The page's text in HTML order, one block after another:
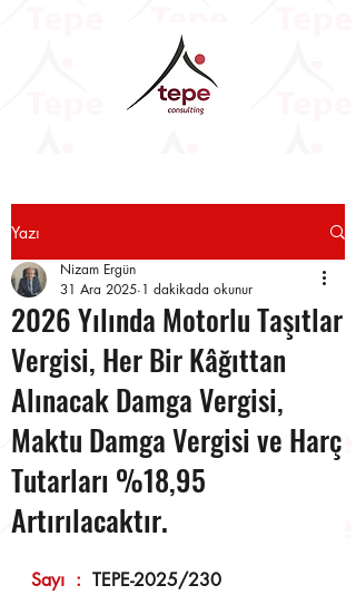
Yazı
2026 Yılında Motorlu Taşıtlar
Vergisi, Her Bir Kâğıttan
Alınacak Damga Vergisi,
Maktu Damga Vergisi ve Harç
Tutarları %18,95
Artırılacaktır.
Nizam Ergün
31 Ara 2025 1 dakikada okunur
Sayı  : TEPE-2025/230